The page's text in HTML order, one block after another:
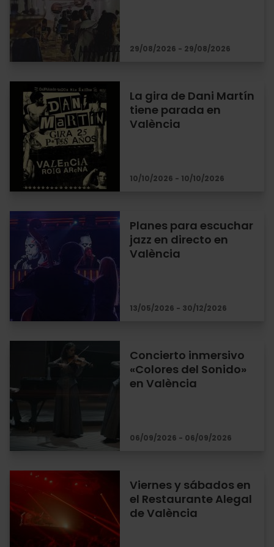
29/08/2026 - 29/08/2026
La gira de Dani Martín
tiene parada en
València
10/10/2026 - 10/10/2026
Planes para escuchar
jazz en directo en
València
13/05/2026 - 30/12/2026
Concierto inmersivo
«Colores del Sonido»
en València
06/09/2026 - 06/09/2026
Viernes y sábados en
el Restaurante Alegal
de València